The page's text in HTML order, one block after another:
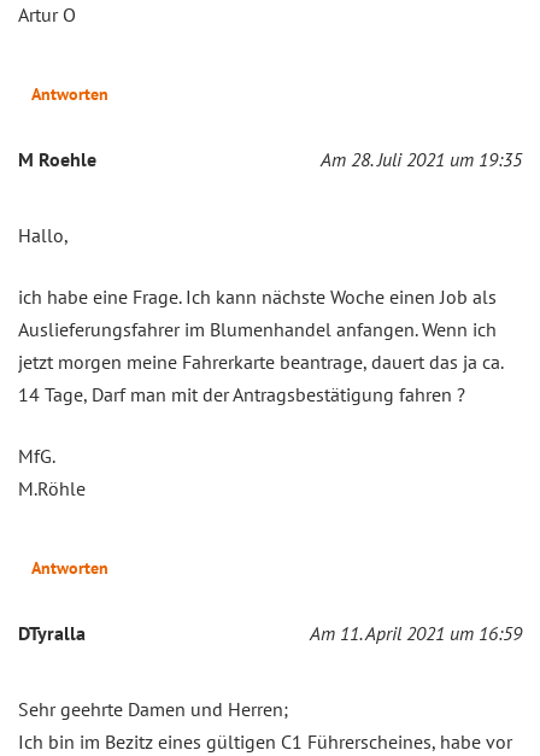
Artur O
Antworten
M Roehle Am 28. Juli 2021 um 19:35
Hallo,
ich habe eine Frage. Ich kann nächste Woche einen Job als
Auslieferungsfahrer im Blumenhandel anfangen. Wenn ich
jetzt morgen meine Fahrerkarte beantrage, dauert das ja ca.
14 Tage, Darf man mit der Antragsbestätigung fahren ?
MfG.
M.Röhle
Antworten
DTyralla Am 11. April 2021 um 16:59
Sehr geehrte Damen und Herren;
Ich bin im Bezitz eines gültigen C1 Führerscheines, habe vor